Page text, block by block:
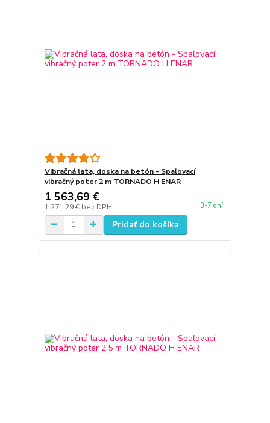
Vibračná lata, doska na betón - Spaľovací
vibračný poter 2 m TORNADO H ENAR
1 563,69 €
1 271,29 € bez DPH 3-7 dní
Pridať do košíka